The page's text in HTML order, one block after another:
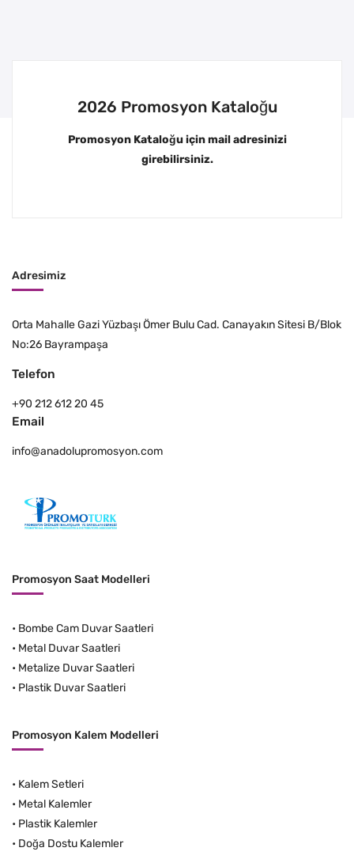
2026 Promosyon Kataloğu
Promosyon Kataloğu için mail adresinizi
girebilirsiniz.
Adresimiz
Orta Mahalle Gazi Yüzbaşı Ömer Bulu Cad. Canayakın Sitesi B/Blok
No:26 Bayrampaşa
Telefon
+90 212 612 20 45
Email
info@anadolupromosyon.com
Promosyon Saat Modelleri
• Bombe Cam Duvar Saatleri
• Metal Duvar Saatleri
• Metalize Duvar Saatleri
• Plastik Duvar Saatleri
Promosyon Kalem Modelleri
• Kalem Setleri
• Metal Kalemler
• Plastik Kalemler
• Doğa Dostu Kalemler